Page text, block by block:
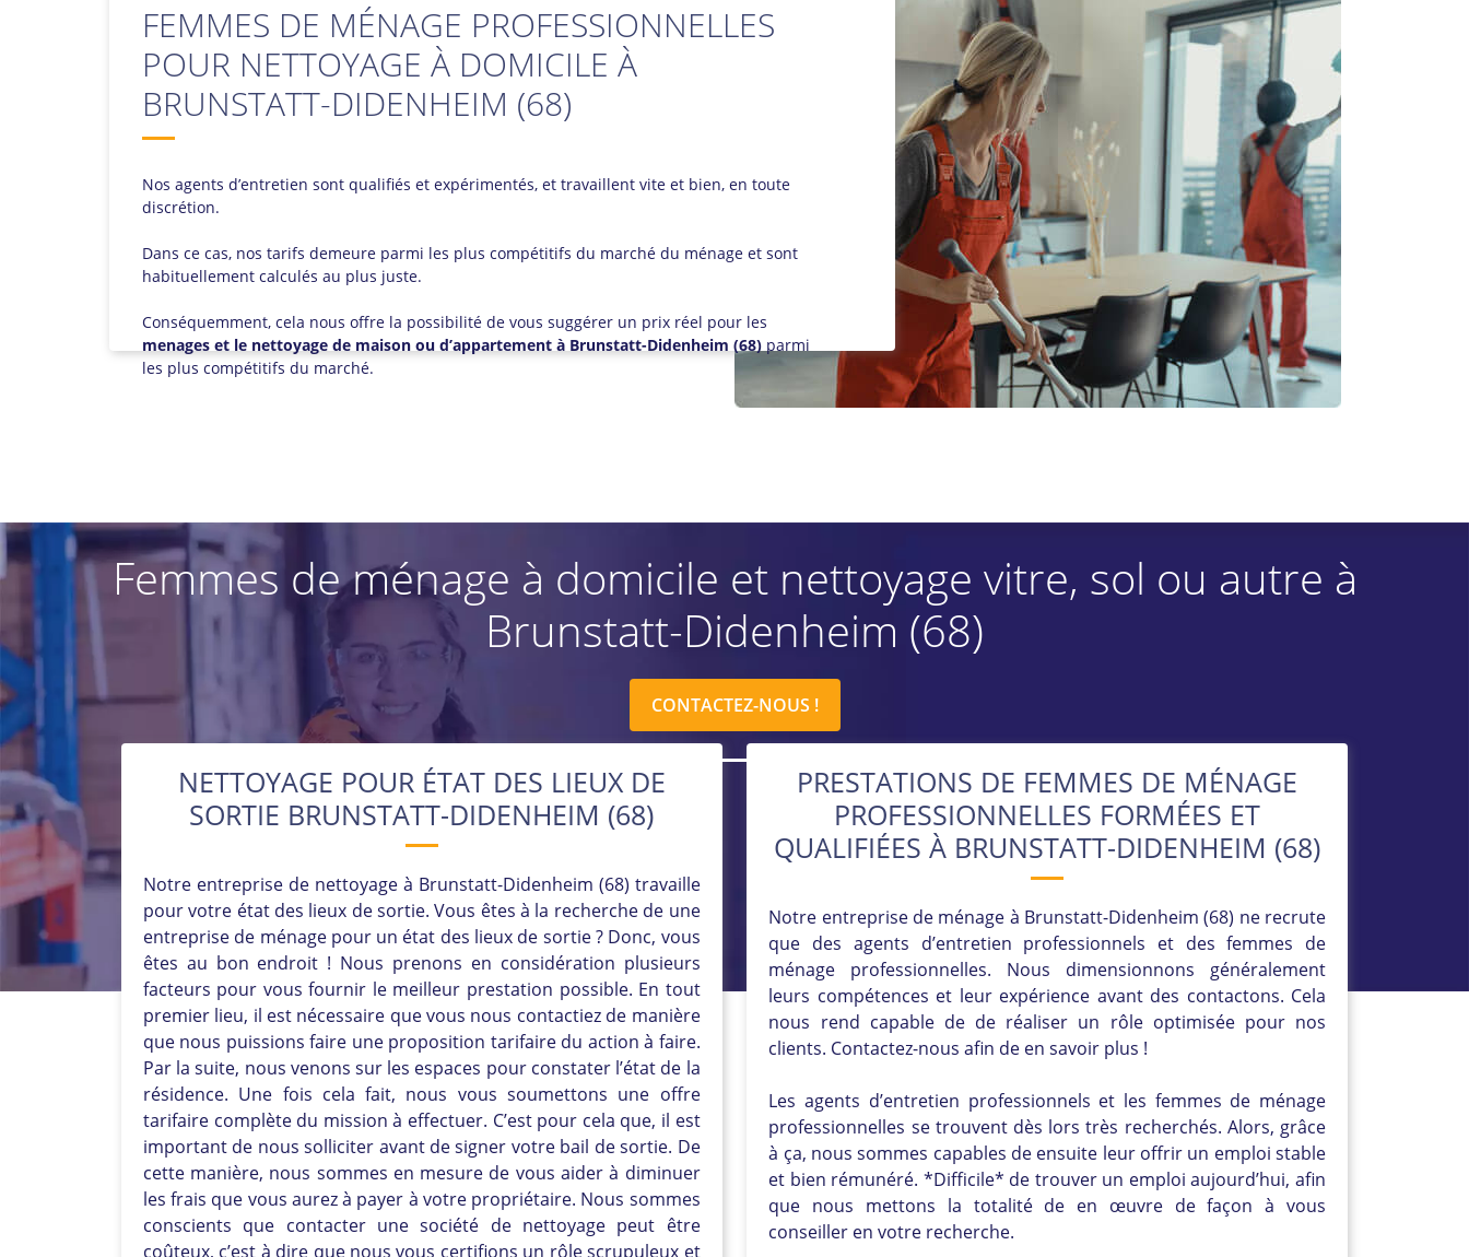
FEMMES DE MÉNAGE PROFESSIONNELLES
POUR NETTOYAGE À DOMICILE À
BRUNSTATT-DIDENHEIM (68)
Nos agents d’entretien sont qualifiés et expérimentés, et travaillent vite et bien, en toute
discrétion.
Dans ce cas, nos tarifs demeure parmi les plus compétitifs du marché du ménage et sont
habituellement calculés au plus juste.
Conséquemment, cela nous offre la possibilité de vous suggérer un prix réel pour les
menages et le nettoyage de maison ou d’appartement à Brunstatt-Didenheim (68)parmi
les plus compétitifs du marché.
Femmes de ménage à domicile et nettoyage vitre, sol ou autre à
Brunstatt-Didenheim (68)
CONTACTEZ-NOUS !
NETTOYAGE POUR ÉTAT DES LIEUX DE
SORTIE BRUNSTATT-DIDENHEIM (68)
Notre entreprise de nettoyage à Brunstatt-Didenheim (68) travaille
pour votre état des lieux de sortie. Vous êtes à la recherche de une
entreprise de ménage pour un état des lieux de sortie ? Donc, vous
êtes au bon endroit ! Nous prenons en considération plusieurs
facteurs pour vous fournir le meilleur prestation possible. En tout
premier lieu, il est nécessaire que vous nous contactiez de manière
que nous puissions faire une proposition tarifaire du action à faire.
Par la suite, nous venons sur les espaces pour constater l’état de la
résidence. Une fois cela fait, nous vous soumettons une offre
tarifaire complète du mission à effectuer. C’est pour cela que, il est
important de nous solliciter avant de signer votre bail de sortie. De
cette manière, nous sommes en mesure de vous aider à diminuer
les frais que vous aurez à payer à votre propriétaire. Nous sommes
conscients que contacter une société de nettoyage peut être
coûteux, c’est à dire que nous vous certifions un rôle scrupuleux et
PRESTATIONS DE FEMMES DE MÉNAGE
PROFESSIONNELLES FORMÉES ET
QUALIFIÉES À BRUNSTATT-DIDENHEIM (68)
Notre entreprise de ménage à Brunstatt-Didenheim (68) ne recrute
que des agents d’entretien professionnels et des femmes de
ménage professionnelles. Nous dimensionnons généralement
leurs compétences et leur expérience avant des contactons. Cela
nous rend capable de de réaliser un rôle optimisée pour nos
clients. Contactez-nous afin de en savoir plus !
Les agents d’entretien professionnels et les femmes de ménage
professionnelles se trouvent dès lors très recherchés. Alors, grâce
à ça, nous sommes capables de ensuite leur offrir un emploi stable
et bien rémunéré. *Difficile* de trouver un emploi aujourd’hui, afin
que nous mettons la totalité de en œuvre de façon à vous
conseiller en votre recherche.